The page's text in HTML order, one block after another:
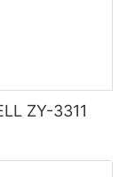
ZY-3311